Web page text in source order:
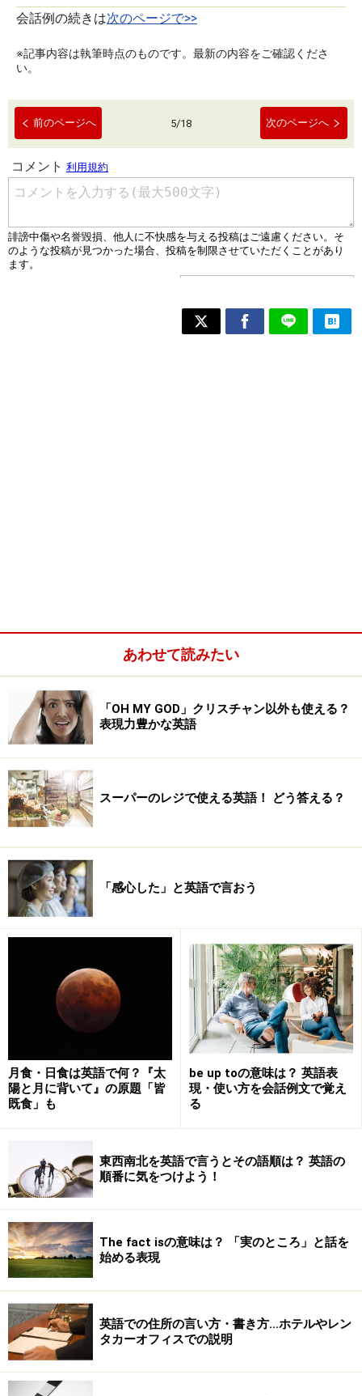
会話例の続きは次のページで>>
※記事内容は執筆時点のものです。最新の内容をご確認くださ
い。
前のページへ 5/18 次のページへ
あわせて読みたい
「OH MY GOD」クリスチャン以外も使える？
表現力豊かな英語
スーパーのレジで使える英語！ どう答える？
「感心した」と英語で言おう
月食・日食は英語で何？『太
陽と月に背いて』の原題「皆
既食」も
be up toの意味は？ 英語表
現・使い方を会話例文で覚え
る
東西南北を英語で言うとその語順は？ 英語の
順番に気をつけよう！
The fact isの意味は？ 「実のところ」と話を
始める表現
英語での住所の言い方・書き方…ホテルやレン
タカーオフィスでの説明